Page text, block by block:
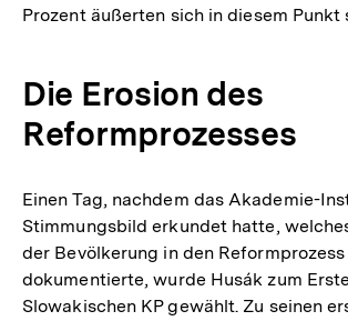
Prozent äußerten sich in diesem Punkt
Die Erosion des
Reformprozesses
Einen Tag, nachdem das Akademie-
Stimmungsbild erkundet hatte,
der Bevölkerung in den
dokumentierte, wurde Husák zum
Slowakischen KP gewählt. Zu seinen